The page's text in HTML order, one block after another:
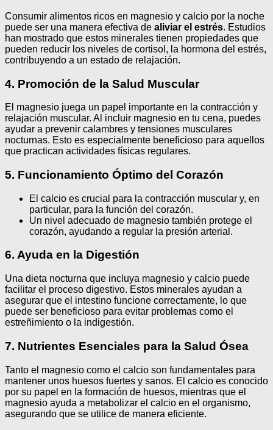
Consumir alimentos ricos en magnesio y calcio por la noche
puede ser una manera efectiva de aliviar el estrés. Estudios
han mostrado que estos minerales tienen propiedades que
pueden reducir los niveles de cortisol, la hormona del estrés,
contribuyendo a un estado de relajación.
4. Promoción de la Salud Muscular
El magnesio juega un papel importante en la contracción y
relajación muscular. Al incluir magnesio en tu cena, puedes
ayudar a prevenir calambres y tensiones musculares
nocturnas. Esto es especialmente beneficioso para aquellos
que practican actividades físicas regulares.
5. Funcionamiento Óptimo del Corazón
El calcio es crucial para la contracción muscular y, en
particular, para la función del corazón.
Un nivel adecuado de magnesio también protege el
corazón, ayudando a regular la presión arterial.
6. Ayuda en la Digestión
Una dieta nocturna que incluya magnesio y calcio puede
facilitar el proceso digestivo. Estos minerales ayudan a
asegurar que el intestino funcione correctamente, lo que
puede ser beneficioso para evitar problemas como el
estreñimiento o la indigestión.
7. Nutrientes Esenciales para la Salud Ósea
Tanto el magnesio como el calcio son fundamentales para
mantener unos huesos fuertes y sanos. El calcio es conocido
por su papel en la formación de huesos, mientras que el
magnesio ayuda a metabolizar el calcio en el organismo,
asegurando que se utilice de manera eficiente.